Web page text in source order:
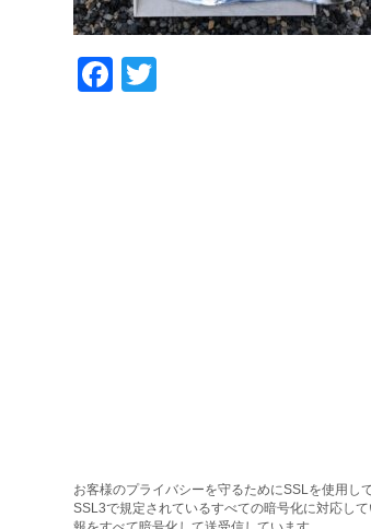
Facebook
お客様のプライバシーを守るためにSSLを使用し
SSL3で規定されているすべての暗号化に対応し